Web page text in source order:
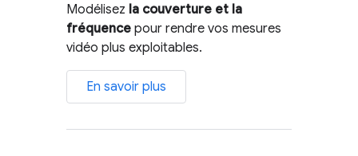
Modélisez la couverture et la
fréquence pour rendre vos mesures
vidéo plus exploitables.
En savoir plus